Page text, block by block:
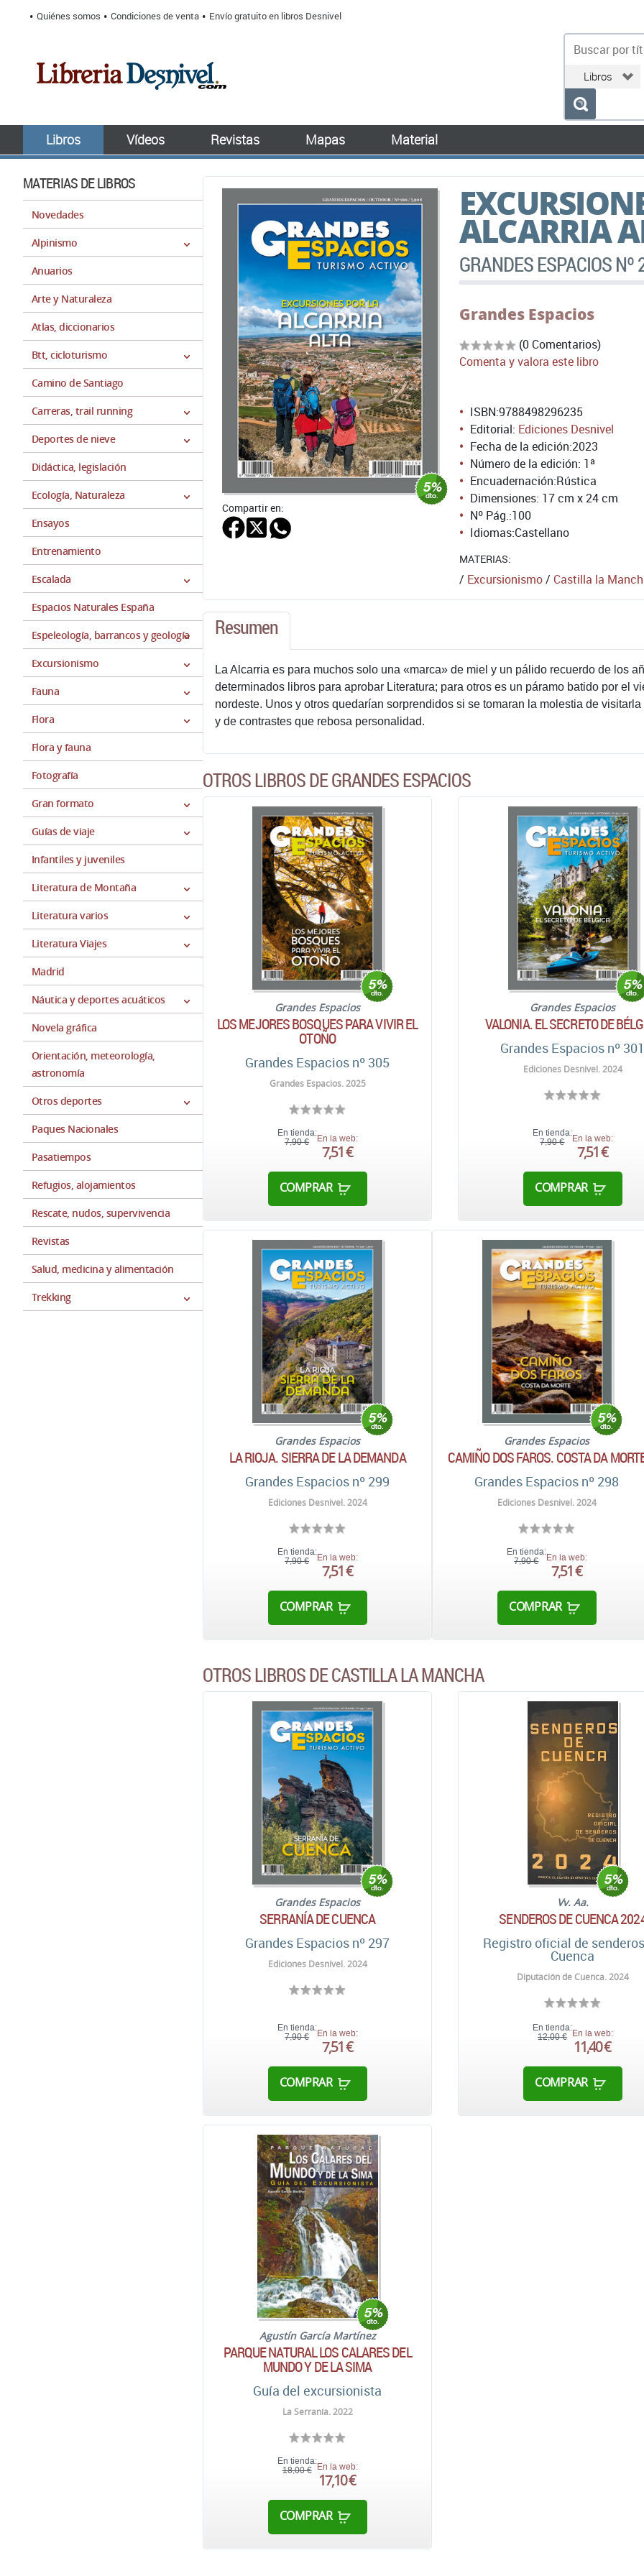
Quiénes somos Condiciones de venta Envío gratuito en libros Desnivel
Libros Vídeos Revistas Mapas Material
MATERIAS DE LIBROS
Novedades
Alpinismo
Anuarios
Arte y Naturaleza
Atlas, diccionarios
Btt, cicloturismo
Camino de Santiago
Carreras, trail running
Deportes de nieve
Didáctica, legislación
Ecología, Naturaleza
Ensayos
Entrenamiento
Escalada
Espacios Naturales España
Espeleología, barrancos y geología
Excursionismo
Fauna
Flora
Flora y fauna
Fotografía
Gran formato
Guías de viaje
Infantiles y juveniles
Literatura de Montaña
Literatura varios
Literatura Viajes
Madrid
Náutica y deportes acuáticos
Novela gráfica
Orientación, meteorología,
astronomía
Otros deportes
Paques Nacionales
Pasatiempos
Refugios, alojamientos
Rescate, nudos, supervivencia
Revistas
Salud, medicina y alimentación
Trekking
ALCARRIA
GRANDES ESPACIOS Nº
Compartir en:
Grandes Espacios
(0 Comentarios)
Comenta y valora este libro
ISBN:9788498296235
Editorial: Ediciones Desnivel
Fecha de la edición:2023
Número de la edición: 1ª
Encuadernación:Rústica
Dimensiones: 17 cm x 24 cm
Nº Pág.:100
Idiomas:Castellano
MATERIAS:
/ Excursionismo/ Castilla la
Resumen
La Alcarria es para muchos solo una «marca» de miel y un pálido recuerdo de los
determinados libros para aprobar Literatura; para otros es un páramo batido por el
nordeste. Unos y otros quedarían sorprendidos si se tomaran la molestia de
y de contrastes que rebosa personalidad.
OTROS LIBROS DE GRANDES ESPACIOS
Grandes Espacios
LOS MEJORES BOSQUES PARA VIVIR EL
OTOÑO
Grandes Espacios nº 305
Grandes Espacios. 2025
En tienda:
7,90 €
En la web:
7,51 €
COMPRAR
Grandes Espacios
VALONIA. EL SECRETO DE
Grandes Espacios nº
Ediciones Desnivel. 2024
En tienda:
7,90 €
En la web:
7,51 €
COMPRAR
Grandes Espacios
LA RIOJA. SIERRA DE LA DEMANDA
Grandes Espacios nº 299
Ediciones Desnivel. 2024
En tienda:
7,90 €
En la web:
7,51 €
COMPRAR
Grandes Espacios
CAMIÑO DOS FAROS. COSTA DA
Grandes Espacios nº 298
Ediciones Desnivel. 2024
En tienda:
7,90 €
En la web:
7,51 €
COMPRAR
OTROS LIBROS DE CASTILLA LA MANCHA
Grandes Espacios
SERRANÍA DE CUENCA
Grandes Espacios nº 297
Ediciones Desnivel. 2024
En tienda:
7,90 €
En la web:
7,51 €
COMPRAR
Vv. Aa.
SENDEROS DE CUENCA
Registro oficial de
Cuenca
Diputación de Cuenca. 2024
En tienda:
12,00 € En la web:
11,40 €
COMPRAR
Agustín García Martínez
PARQUE NATURAL LOS CALARES DEL
MUNDO Y DE LA SIMA
Guía del excursionista
La Serranía. 2022
En tienda:
18,00 € En la web:
17,10 €
COMPRAR